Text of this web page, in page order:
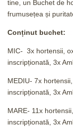
tine, un Buchet de
frumusețea și
Conținut buchet:
MIC- 3x hortensii,
inscripționată, 3x
MEDIU- 7x
inscripționată, 3x
MARE- 11x
inscripționată, 3x